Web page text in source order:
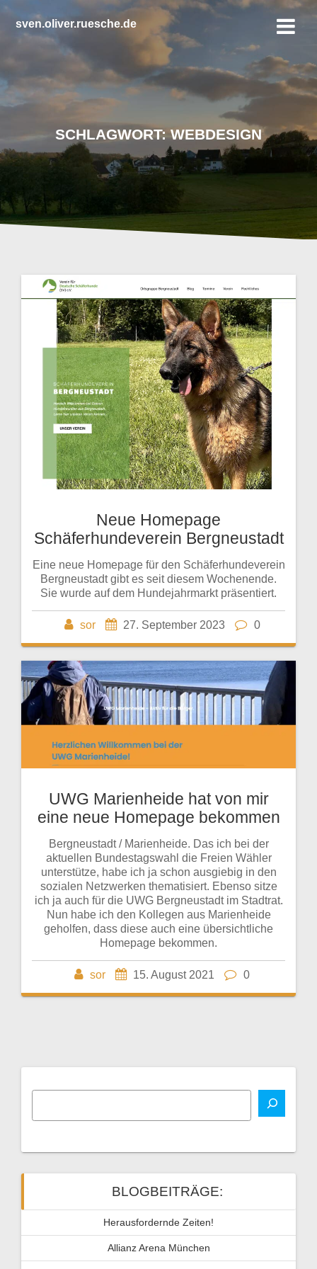
Zum
Inhalt
springen
sven.oliver.ruesche.de
SCHLAGWORT:WEBDESIGN
Neue Homepage
Schäferhundeverein Bergneustadt
Eine neue Homepage für den Schäferhundeverein
Bergneustadt gibt es seit diesem Wochenende.
Sie wurde auf dem Hundejahrmarkt präsentiert.
sor 27. September 2023 0
UWG Marienheide hat von mir
eine neue Homepage bekommen
Bergneustadt / Marienheide. Das ich bei der
aktuellen Bundestagswahl die Freien Wähler
unterstütze, habe ich ja schon ausgiebig in den
sozialen Netzwerken thematisiert. Ebenso sitze
ich ja auch für die UWG Bergneustadt im Stadtrat.
Nun habe ich den Kollegen aus Marienheide
geholfen, dass diese auch eine übersichtliche
Homepage bekommen.
sor 15. August 2021 0
BLOGBEITRÄGE:
Herausfordernde Zeiten!
Allianz Arena München